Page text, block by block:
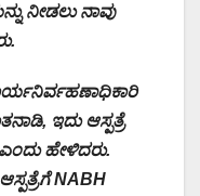
ನೀಡಲು ನಾವು
ಇದು ಆಸ್ಪತ್ರೆ
ಹೇಳಿದರು.
NABH